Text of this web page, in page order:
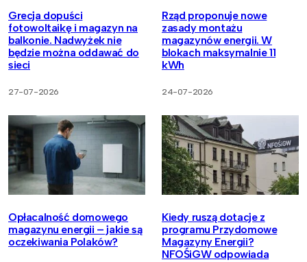
Grecja dopuści
fotowoltaikę i magazyn na
balkonie. Nadwyżek nie
będzie można oddawać do
sieci
27-07-2026
Rząd proponuje nowe
zasady montażu
magazynów energii. W
blokach maksymalnie 11
kWh
24-07-2026
Opłacalność domowego
magazynu energii – jakie są
oczekiwania Polaków?
Kiedy ruszą dotacje z
programu Przydomowe
Magazyny Energii?
NFOŚiGW odpowiada